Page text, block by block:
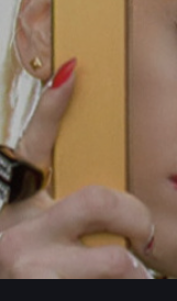
Play